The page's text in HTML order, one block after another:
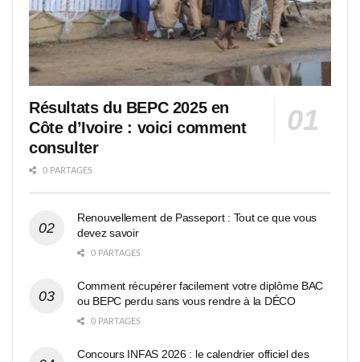
Résultats du BEPC 2025 en
Côte d’Ivoire : voici comment
consulter
0 PARTAGES
Renouvellement de Passeport : Tout ce que vous
devez savoir
0 PARTAGES
Comment récupérer facilement votre diplôme BAC
ou BEPC perdu sans vous rendre à la DÉCO
0 PARTAGES
Concours INFAS 2026 : le calendrier officiel des